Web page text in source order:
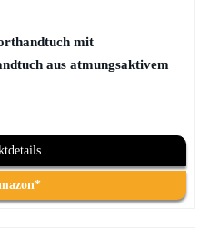
mit
aus atmungsaktivem
Basketball, Fußball,